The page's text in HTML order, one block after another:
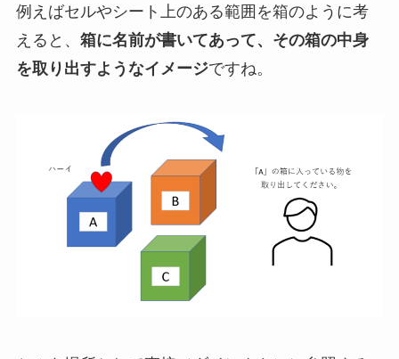
例えばセルやシート上のある範囲を箱のように考
えると、 箱に名前が書いてあって、その箱の中身
を取り出すようなイメージですね。